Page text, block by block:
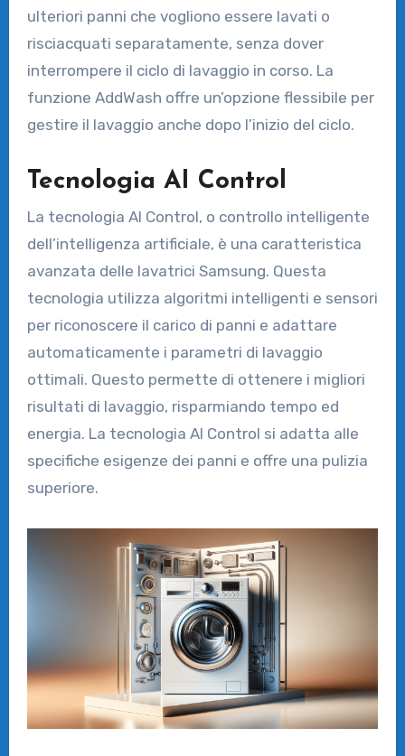
ulteriori panni che vogliono essere lavati o
risciacquati separatamente, senza dover
interrompere il ciclo di lavaggio in corso. La
funzione AddWash offre un’opzione flessibile per
gestire il lavaggio anche dopo l’inizio del ciclo.
Tecnologia AI Control
La tecnologia AI Control, o controllo intelligente
dell’intelligenza artificiale, è una caratteristica
avanzata delle lavatrici Samsung. Questa
tecnologia utilizza algoritmi intelligenti e sensori
per riconoscere il carico di panni e adattare
automaticamente i parametri di lavaggio
ottimali. Questo permette di ottenere i migliori
risultati di lavaggio, risparmiando tempo ed
energia. La tecnologia AI Control si adatta alle
specifiche esigenze dei panni e offre una pulizia
superiore.